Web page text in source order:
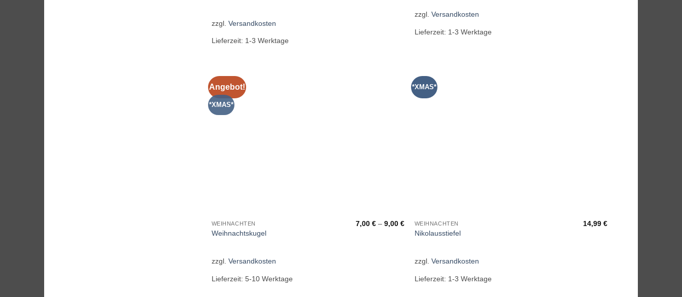
zzgl. Versandkosten
Lieferzeit: 1-3 Werktage
zzgl. Versandkosten
Lieferzeit: 1-3 Werktage
Angebot!
*XMAS*
WEIHNACHTEN
Weihnachtskugel
7,00€ –9,00€
zzgl. Versandkosten
Lieferzeit: 5-10 Werktage
*XMAS*
WEIHNACHTEN
Nikolausstiefel
14,99€
zzgl. Versandkosten
Lieferzeit: 1-3 Werktage